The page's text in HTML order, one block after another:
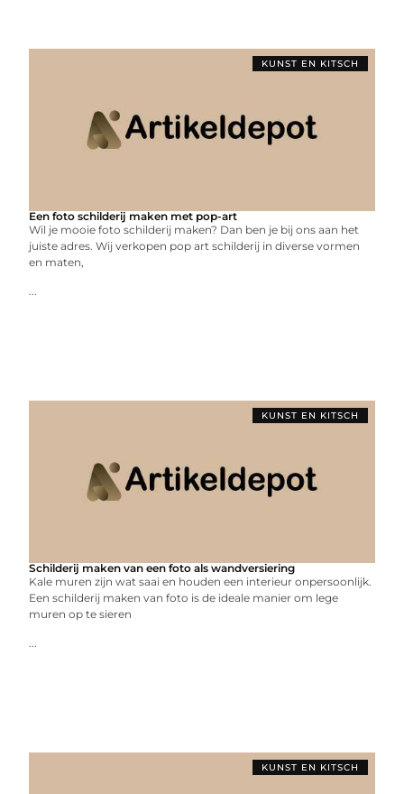
KUNST EN KITSCH
Een foto schilderij maken met pop-art
Wil je mooie foto schilderij maken? Dan ben je bij ons aan het
juiste adres. Wij verkopen pop art schilderij in diverse vormen
en maten,
...
KUNST EN KITSCH
Schilderij maken van een foto als wandversiering
Kale muren zijn wat saai en houden een interieur onpersoonlijk.
Een schilderij maken van foto is de ideale manier om lege
muren op te sieren
...
KUNST EN KITSCH